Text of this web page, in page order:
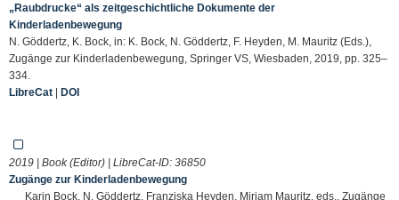
„Raubdrucke“ als zeitgeschichtliche Dokumente der
Kinderladenbewegung
N. Göddertz, K. Bock, in: K. Bock, N. Göddertz, F. Heyden, M. Mauritz (Eds.),
Zugänge zur Kinderladenbewegung, Springer VS, Wiesbaden, 2019, pp. 325–
334.
LibreCat | DOI
2019 | Book (Editor) | LibreCat-ID: 36850
Zugänge zur Kinderladenbewegung
Karin Bock, N. Göddertz, Franziska Heyden, Miriam Mauritz, eds., Zugänge